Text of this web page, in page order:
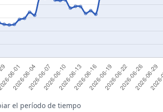
el período de tiempo